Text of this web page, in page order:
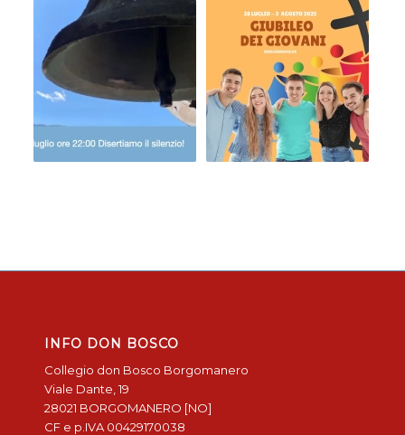
INFO DON BOSCO
Collegio don Bosco Borgomanero
Viale Dante, 19
28021 BORGOMANERO [NO]
CF e p.IVA 00429170038